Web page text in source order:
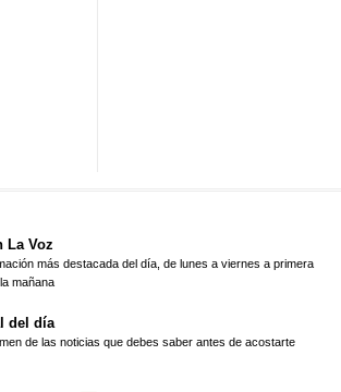
La Voz
más destacada del día, de lunes a viernes a primera
mañana
del día
de las noticias que debes saber antes de acostarte